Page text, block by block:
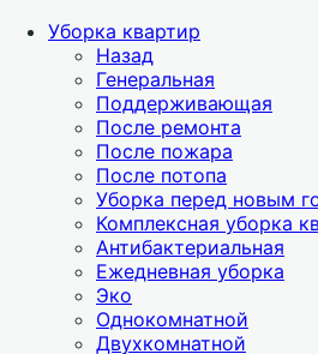
Уборка квартир
Назад
Генеральная
Поддерживающая
После ремонта
После пожара
После потопа
Уборка перед новым
Комплексная уборка
Антибактериальная
Ежедневная уборка
Эко
Однокомнатной
Двухкомнатной